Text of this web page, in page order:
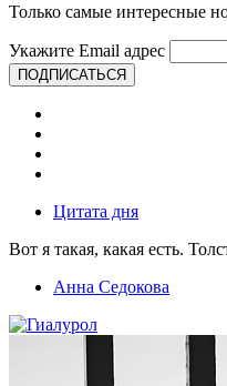
Только самые интересные
Укажите Email адрес
ПОДПИСАТЬСЯ
Цитата дня
Вот я такая, какая есть.
Анна Седокова